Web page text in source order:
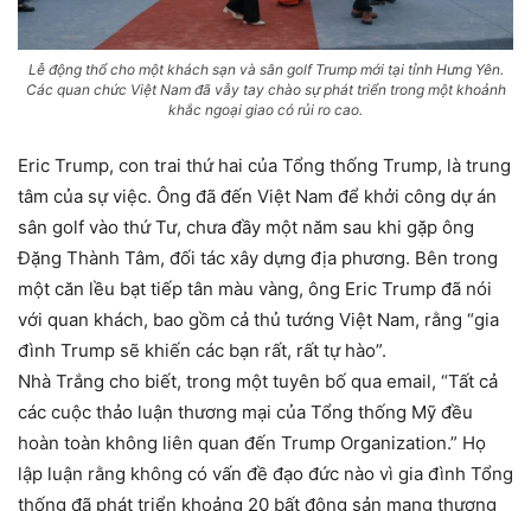
Lễ động thổ cho một khách sạn và sân golf Trump mới tại tỉnh Hưng Yên.
Các quan chức Việt Nam đã vẫy tay chào sự phát triển trong một khoảnh
khắc ngoại giao có rủi ro cao.
Eric Trump, con trai thứ hai của Tổng thống Trump, là trung
tâm của sự việc. Ông đã đến Việt Nam để khởi công dự án
sân golf vào thứ Tư, chưa đầy một năm sau khi gặp ông
Đặng Thành Tâm, đối tác xây dựng địa phương. Bên trong
một căn lều bạt tiếp tân màu vàng, ông Eric Trump đã nói
với quan khách, bao gồm cả thủ tướng Việt Nam, rằng “gia
đình Trump sẽ khiến các bạn rất, rất tự hào”.
Nhà Trắng cho biết, trong một tuyên bố qua email, “Tất cả
các cuộc thảo luận thương mại của Tổng thống Mỹ đều
hoàn toàn không liên quan đến Trump Organization.” Họ
lập luận rằng không có vấn đề đạo đức nào vì gia đình Tổng
thống đã phát triển khoảng 20 bất động sản mang thương